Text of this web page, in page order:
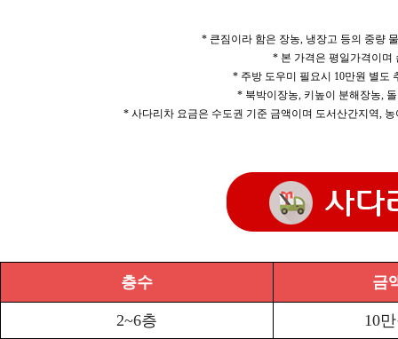
* 큰짐이라 함은 장농, 냉장고 등의 중량
* 본 가격은 평일가격이며
* 주방 도우미 필요시 10만원 별도
* 북박이장농, 키높이 분해장농,
* 사다리차 요금은 수도권 기준 금액이며 도서산간지역,
층수 금
2~6층 10